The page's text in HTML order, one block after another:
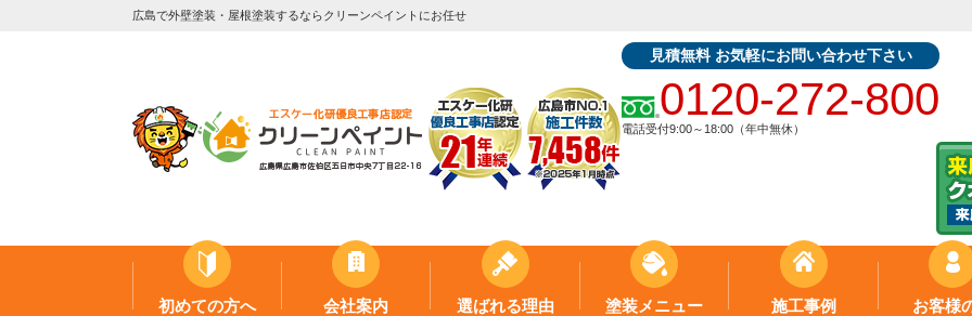
広島で外壁塗装・屋根塗装するならクリーンペイントにお任せ
見積無料 お気軽にお問い合わせ下さい
0120-272-800
電話受付9:00～18:00（年中無休）
初めての方へ 会社案内 選ばれる理由 塗装メニュー 施工事例 お客様